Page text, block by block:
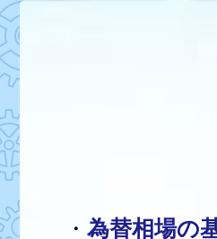
・ 為替相場の